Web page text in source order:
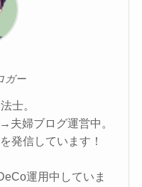
ガー
士。
夫婦ブログ運営中。
発信しています！
運用中していま